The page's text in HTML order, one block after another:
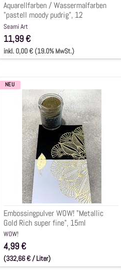
Aquarellfarben / Wassermalfarben
"pastell moody pudrig", 12
Näpfchen
Seami Art
11,99 €
inkl. 0,00 € (19.0% MwSt.)
Embossingpulver
WOW!
"Metallic
NEU
Embossingpulver WOW! "Metallic
Gold Rich super fine", 15ml
WOW!
4,99 €
(332,66 € / Liter)